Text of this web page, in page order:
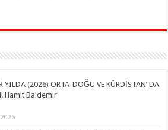
YILDA (2026) ORTA-DOĞU VE KÜRDİSTAN’ DA
Hamit Baldemir